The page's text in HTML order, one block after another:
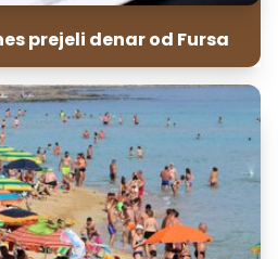
prejeli denar od Fursa